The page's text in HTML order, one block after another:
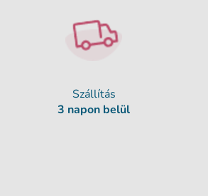
Szállítás
3 napon belül